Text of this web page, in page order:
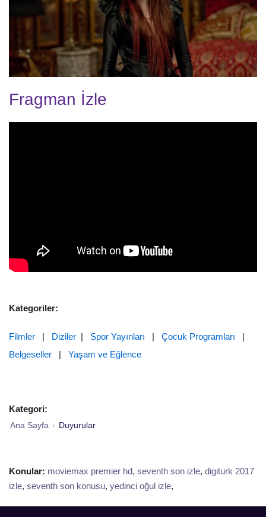
Fragman İzle
Kategoriler:
Filmler | Diziler | Spor Yayınları | Çocuk Programları |
Belgeseller | Yaşam ve Eğlence
Kategori:
Ana Sayfa › Duyurular
Konular: moviemax premier hd, seventh son izle, digiturk 2017
izle, seventh son konusu, yedinci oğul izle,